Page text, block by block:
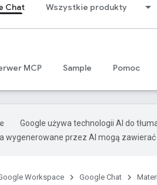
Chat Wszystkie produkty
MCP Sample Pomoc
Google używa technologii AI do
wygenerowane przez AI mogą zawierać
Workspace Google Chat